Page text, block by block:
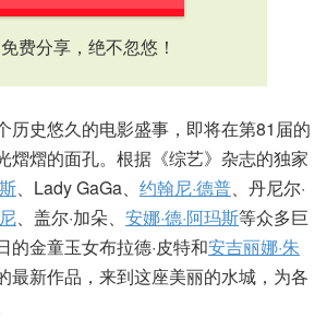
免费分享，绝不忽悠！
历史悠久的电影盛事，即将在第81届的
熠熠的面孔。根据《综艺》杂志的独家
、Lady GaGa、 约翰尼·德普、丹尼尔·
、盖尔·加朵、 安娜·德·阿玛斯等众多巨
的金童玉女布拉德·皮特和安吉丽娜·朱
最新作品，来到这座美丽的水城，为各